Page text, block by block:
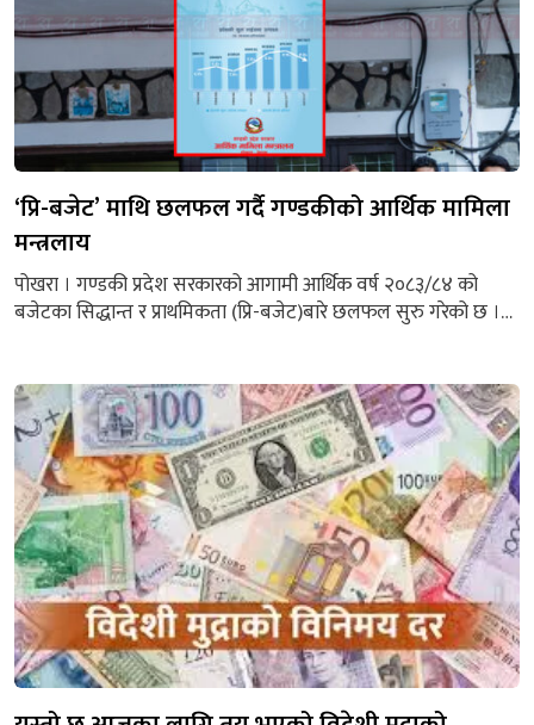
‘प्रि-बजेट’ माथि छलफल गर्दै गण्डकीको आर्थिक मामिला
मन्त्रलाय
पोखरा । गण्डकी प्रदेश सरकारको आगामी आर्थिक वर्ष २०८३/८४ को
बजेटका सिद्धान्त र प्राथमिकता (प्रि-बजेट)बारे छलफल सुरु गरेको छ ।
प्रदेशसभामा पेस हुने आर्थिक मामिलामन्त्री जितबहादुर शेरचनले
बताउनुभयो । “प्रि-बजेट छलफल भइरहेको छ । जिल्ला तहमा...